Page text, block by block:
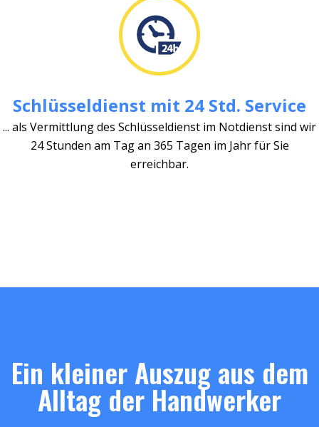
Schlüsseldienst mit 24 Std. Service
... als Vermittlung des Schlüsseldienst im Notdienst sind wir
24 Stunden am Tag an 365 Tagen im Jahr für Sie
erreichbar.
Ein kleiner Auszug aus dem
Alltag der Handwerker